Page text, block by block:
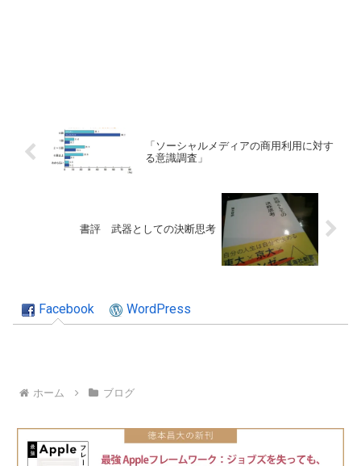
「ソーシャルメディアの商用利用に対す
る意識調査」
書評 武器としての決断思考
Facebook WordPress
ホーム ブログ